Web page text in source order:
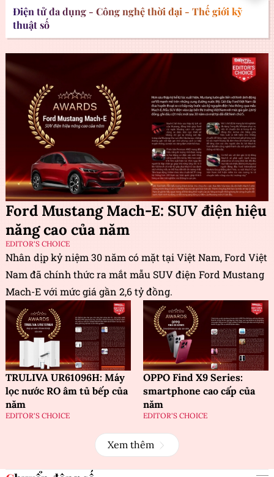
Điện tử đa dụng - Công nghệ thời đại - Thế giới kỹ
thuật số
Ford Mustang Mach-E: SUV điện hiệu
năng cao của năm
EDITOR'S CHOICE
Nhân dịp kỷ niệm 30 năm có mặt tại Việt Nam, Ford Việt
Nam đã chính thức ra mắt mẫu SUV điện Ford Mustang
Mach-E với mức giá gần 2,6 tỷ đồng.
TRULIVA UR61096H: Máy
lọc nước RO âm tủ bếp của
năm
EDITOR'S CHOICE
OPPO Find X9 Series:
smartphone cao cấp của
năm
EDITOR'S CHOICE
Xem thêm